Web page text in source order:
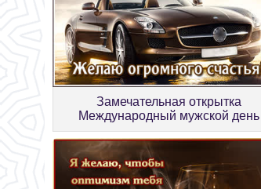
Замечательная открытка
Международный мужской день